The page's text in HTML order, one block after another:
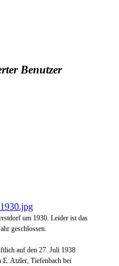
Benutzer
um 1930. Leider ist das
geschlossen.
auf den 27. Juli 1938
Atzler, Tiefenbach bei